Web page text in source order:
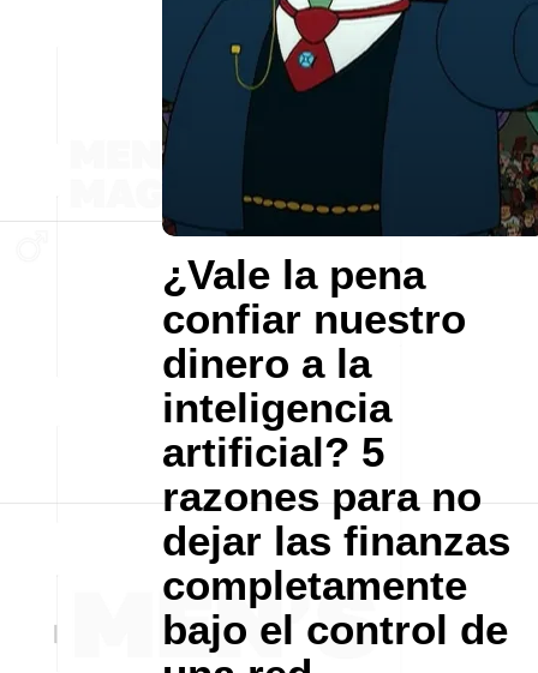
¿Vale la pena
confiar nuestro
dinero a la
inteligencia
artificial? 5
razones para no
dejar las finanzas
completamente
bajo el control de